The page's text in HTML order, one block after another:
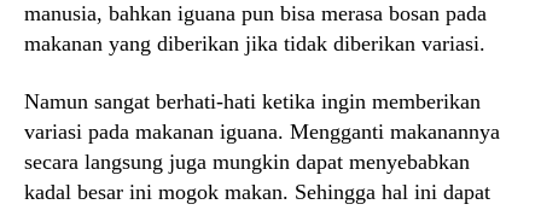
manusia, bahkan iguana pun bisa merasa bosan pada
makanan yang diberikan jika tidak diberikan variasi.
Namun sangat berhati-hati ketika ingin memberikan
variasi pada makanan iguana. Mengganti makanannya
secara langsung juga mungkin dapat menyebabkan
kadal besar ini mogok makan. Sehingga hal ini dapat